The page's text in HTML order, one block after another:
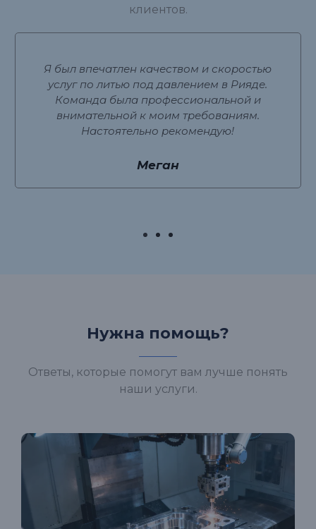
клиентов.
Я был впечатлен качеством и скоростью
услуг по литью под давлением в Рияде.
Команда была профессиональной и
внимательной к моим требованиям.
Настоятельно рекомендую!
Меган
Нужна помощь?
Ответы, которые помогут вам лучше понять
наши услуги.